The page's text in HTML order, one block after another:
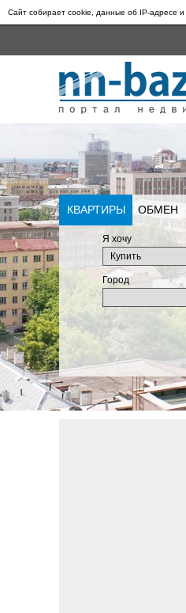
Сайт собирает cookie, данные об IP-адресе
КВАРТИРЫ ОБМЕН
Я хочу
Город